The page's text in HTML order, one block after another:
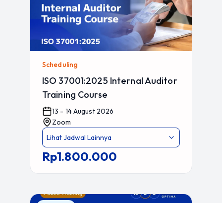
Scheduling
ISO 37001:2025 Internal Auditor
Training Course
13 - 14 August 2026
Zoom
Lihat Jadwal Lainnya
Rp1.800.000